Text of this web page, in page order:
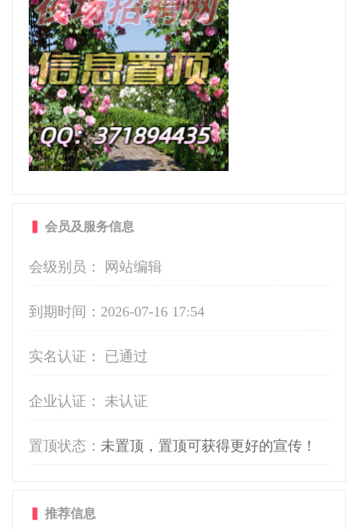
会员及服务信息
会级别员： 网站编辑
到期时间： 2026-07-16 17:54
实名认证： 已通过
企业认证： 未认证
置顶状态： 未置顶，置顶可获得更好的宣传！
推荐信息